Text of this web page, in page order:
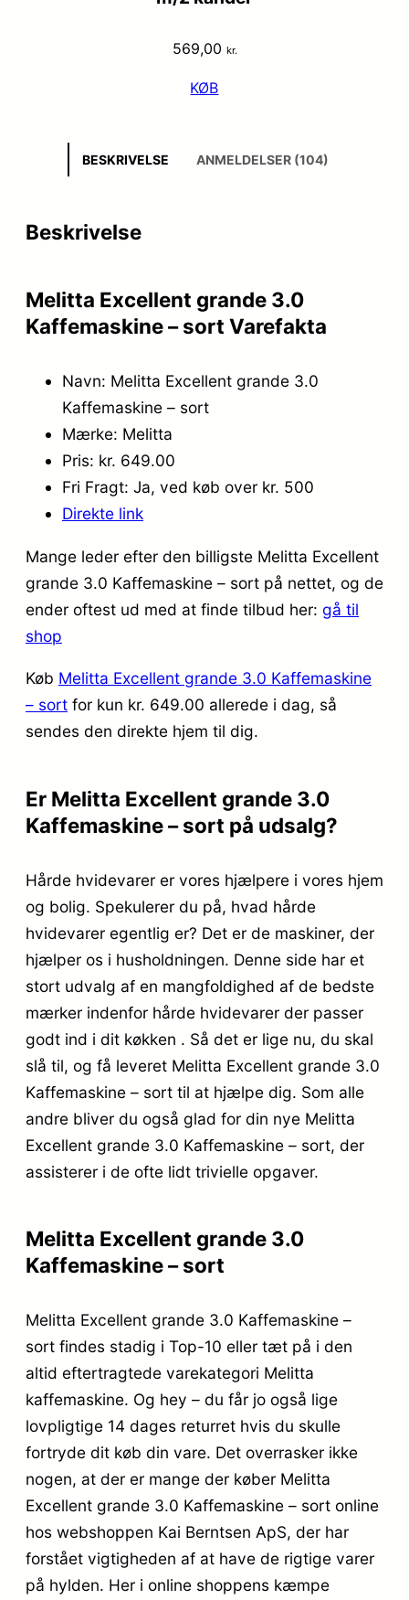
569,00 kr.
KØB
BESKRIVELSE ANMELDELSER (104)
Beskrivelse
Melitta Excellent grande 3.0
Kaffemaskine – sort Varefakta
Navn: Melitta Excellent grande 3.0
Kaffemaskine – sort
Mærke: Melitta
Pris: kr. 649.00
Fri Fragt: Ja, ved køb over kr. 500
Direkte link
Mange leder efter den billigste Melitta Excellent
grande 3.0 Kaffemaskine – sort på nettet, og de
ender oftest ud med at finde tilbud her: gå til
shop
Køb Melitta Excellent grande 3.0 Kaffemaskine
– sort for kun kr. 649.00 allerede i dag, så
sendes den direkte hjem til dig.
Er Melitta Excellent grande 3.0
Kaffemaskine – sort på udsalg?
Hårde hvidevarer er vores hjælpere i vores hjem
og bolig. Spekulerer du på, hvad hårde
hvidevarer egentlig er? Det er de maskiner, der
hjælper os i husholdningen. Denne side har et
stort udvalg af en mangfoldighed af de bedste
mærker indenfor hårde hvidevarer der passer
godt ind i dit køkken . Så det er lige nu, du skal
slå til, og få leveret Melitta Excellent grande 3.0
Kaffemaskine – sort til at hjælpe dig. Som alle
andre bliver du også glad for din nye Melitta
Excellent grande 3.0 Kaffemaskine – sort, der
assisterer i de ofte lidt trivielle opgaver.
Melitta Excellent grande 3.0
Kaffemaskine – sort
Melitta Excellent grande 3.0 Kaffemaskine –
sort findes stadig i Top-10 eller tæt på i den
altid eftertragtede varekategori Melitta
kaffemaskine. Og hey – du får jo også lige
lovpligtige 14 dages returret hvis du skulle
fortryde dit køb din vare. Det overrasker ikke
nogen, at der er mange der køber Melitta
Excellent grande 3.0 Kaffemaskine – sort online
hos webshoppen Kai Berntsen ApS, der har
forstået vigtigheden af at have de rigtige varer
på hylden. Her i online shoppens kæmpe